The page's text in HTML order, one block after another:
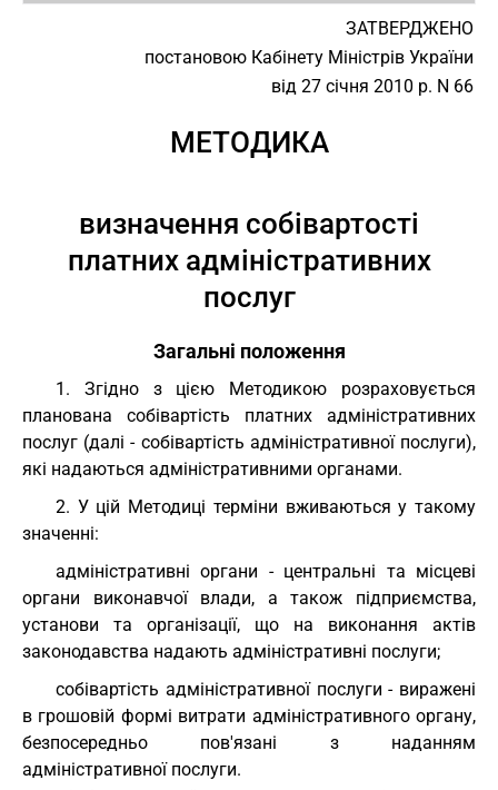
ЗАТВЕРДЖЕНО
постановою Кабінету Міністрів України
від 27 січня 2010 р. N 66
МЕТОДИКА
визначення собівартості
платних адміністративних
послуг
Загальні положення
1. Згідно з цією Методикою розраховується
планована собівартість платних адміністративних
послуг (далі - собівартість адміністративної послуги),
які надаються адміністративними органами.
2. У цій Методиці терміни вживаються у такому
значенні:
адміністративні органи - центральні та місцеві
органи виконавчої влади, а також підприємства,
установи та організації, що на виконання актів
законодавства надають адміністративні послуги;
собівартість адміністративної послуги - виражені
в грошовій формі витрати адміністративного органу,
безпосередньо пов'язані з наданням
адміністративної послуги.